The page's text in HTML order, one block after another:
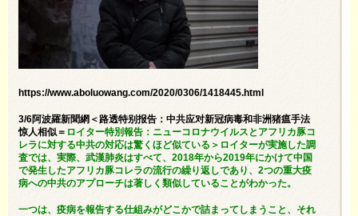
https://www.aboluowang.com/2020/0306/1418445.html
3/6阿波羅新聞網＜路透特别报告：中共应对新冠病毒和非洲猪瘟手法
惊人相似＝ ロイター特別報告：ニューコロナウイルスとアフリカ豚コ
レラに対する中共の対応は驚くほど似ている＞ロイターが実施した調
査では、実際、武漢肺炎はすべて、2018年から2019年にかけて中国
で発生したアフリカ豚コレラの流行の繰り返しであり、2つの重大疫
病への中共のアプローチは著しく類似していることがわかった。
一つは、疫病を報告する仕組みがどこかで詰まってしまうこと、それ